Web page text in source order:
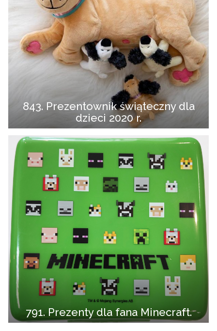
843. Prezentownik świąteczny dla
dzieci 2020 r.
791. Prezenty dla fana Minecraft.